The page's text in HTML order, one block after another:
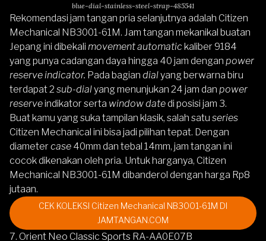
blue-dial-stainless-steel-strap-485541
Rekomendasi jam tangan pria selanjutnya adalah Citizen
Mechanical NB3001-61M. Jam tangan mekanikal buatan
Jepang ini dibekali movement automatic kaliber 9184
yang punya cadangan daya hingga 40 jam dengan power
reserve indicator. Pada bagian dialyang berwarna biru
terdapat 2 sub-dialyang menunjukan 24 jam dan power
reserveindikator serta window datedi posisi jam 3.
Buat kamu yang suka tampilan klasik, salah satu series
Citizen Mechanical ini bisa jadi pilihan tepat. Dengan
diameter case 40mm dan tebal 14mm, jam tangan ini
cocok dikenakan oleh pria. Untuk harganya, Citizen
Mechanical NB3001-61M dibanderol dengan harga Rp8
jutaan.
CEK KOLEKSI Citizen Mechanical NB3001-61M DI
JAMTANGAN.COM
7. Orient Neo Classic Sports RA-AA0E07B